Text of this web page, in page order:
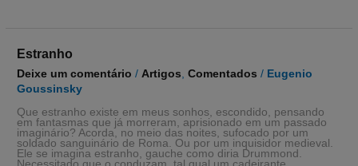
Estranho
Deixe um comentário / Artigos ,Comentados / Eugenio
Goussinsky
Que estranho existe em meus sonhos, escondido, pensando
em fantasmas que já morreram, aprisionado em um passado
imaginário? Acorda, no meio das noites, sufocado por um
soldado sanguinário de Roma. Ou por um inquisidor medieval.
Ele se imagina estranho, gauche como diria Drummond.
Estranho